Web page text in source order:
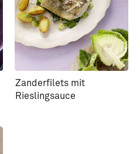
Zanderfilets mit
Rieslingsauce